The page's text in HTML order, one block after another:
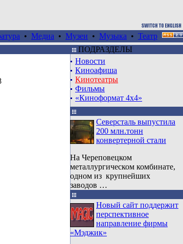
• Медиа • Музеи • Музыка • Театр
ПОДРАЗДЕЛЫ
Новости
Киноафиша
Кинотеатры
Фильмы
«Киноформат 4x4»
Северсталь выпустила
200 млн.тонн
конвертерной стали
На Череповецком
металлургическом комбинате,
одном из крупнейших
заводов …
Новый сайт поддержит
перспективное
направление фирмы
«Мэджик»